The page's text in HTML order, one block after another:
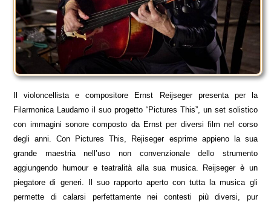
Il violoncellista e compositore Ernst Reijseger presenta per la
Filarmonica Laudamo il suo progetto “Pictures This”, un set solistico
con immagini sonore composto da Ernst per diversi film nel corso
degli anni. Con Pictures This, Rejiseger esprime appieno la sua
grande maestria nell’uso non convenzionale dello strumento
aggiungendo humour e teatralità alla sua musica. Reijseger è un
piegatore di generi. Il suo rapporto aperto con tutta la musica gli
permette di calarsi perfettamente nei contesti più diversi, pur